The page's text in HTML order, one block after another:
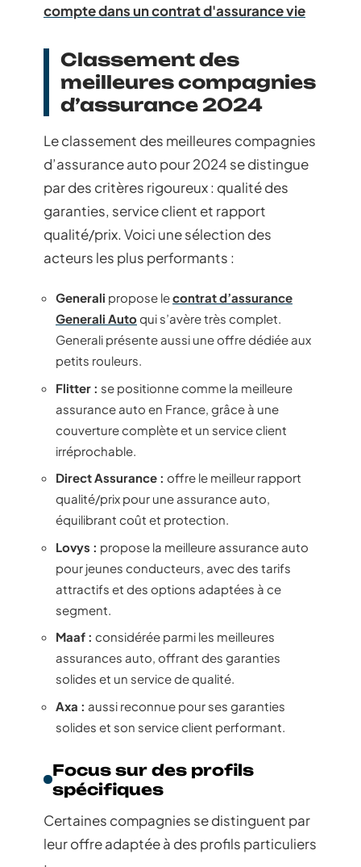
compte dans un contrat d'assurance vie
Classement des
meilleures compagnies
d’assurance 2024
Le classement des meilleures compagnies
d’assurance auto pour 2024 se distingue
par des critères rigoureux : qualité des
garanties, service client et rapport
qualité/prix. Voici une sélection des
acteurs les plus performants :
Generali propose lecontrat d’assurance
Generali Autoqui s’avère très complet.
Generali présente aussi une offre dédiée aux
petits rouleurs.
Flitter : se positionne comme la meilleure
assurance auto en France, grâce à une
couverture complète et un service client
irréprochable.
Direct Assurance : offre le meilleur rapport
qualité/prix pour une assurance auto,
équilibrant coût et protection.
Lovys : propose la meilleure assurance auto
pour jeunes conducteurs, avec des tarifs
attractifs et des options adaptées à ce
segment.
Maaf : considérée parmi les meilleures
assurances auto, offrant des garanties
solides et un service de qualité.
Axa : aussi reconnue pour ses garanties
solides et son service client performant.
Focus sur des profils
spécifiques
Certaines compagnies se distinguent par
leur offre adaptée à des profils particuliers